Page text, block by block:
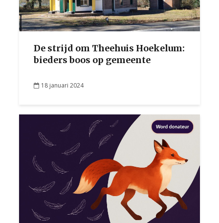
De strijd om Theehuis Hoekelum:
bieders boos op gemeente
18 januari 2024